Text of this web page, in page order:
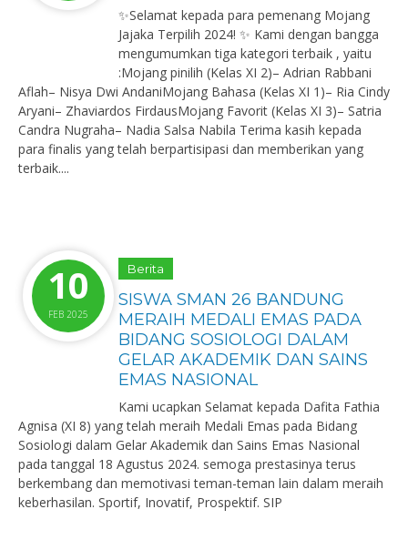
✨Selamat kepada para pemenang Mojang
Jajaka Terpilih 2024! ✨ Kami dengan bangga
mengumumkan tiga kategori terbaik , yaitu
:Mojang pinilih (Kelas XI 2)– Adrian Rabbani
Aflah– Nisya Dwi AndaniMojang Bahasa (Kelas XI 1)– Ria Cindy
Aryani– Zhaviardos FirdausMojang Favorit (Kelas XI 3)– Satria
Candra Nugraha– Nadia Salsa Nabila Terima kasih kepada
para finalis yang telah berpartisipasi dan memberikan yang
terbaik....
10
FEB 2025
Berita
SISWA SMAN 26 BANDUNG
MERAIH MEDALI EMAS PADA
BIDANG SOSIOLOGI DALAM
GELAR AKADEMIK DAN SAINS
EMAS NASIONAL
Kami ucapkan Selamat kepada Dafita Fathia
Agnisa (XI 8) yang telah meraih Medali Emas pada Bidang
Sosiologi dalam Gelar Akademik dan Sains Emas Nasional
pada tanggal 18 Agustus 2024. semoga prestasinya terus
berkembang dan memotivasi teman-teman lain dalam meraih
keberhasilan. Sportif, Inovatif, Prospektif. SIP ️